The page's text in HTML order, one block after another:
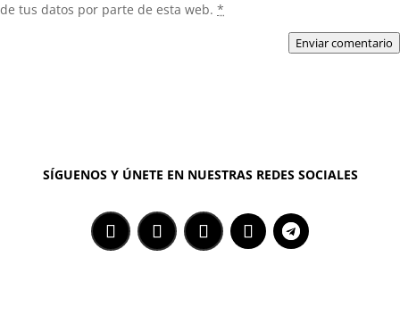
de tus datos por parte de esta web. *
Enviar comentario
SÍGUENOS Y ÚNETE EN NUESTRAS REDES SOCIALES